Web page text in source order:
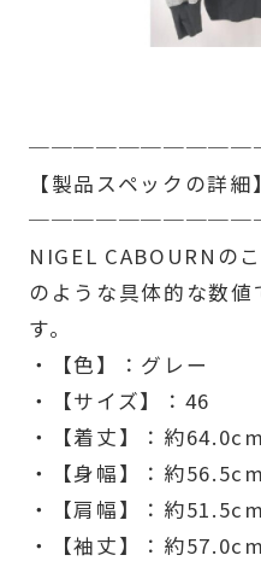
【製品スペックの詳細】
NIGEL CABOURNの
のような具体的な数
す。
・【色】：グレー
・【サイズ】：46
・【着丈】：約64.0cm
・【身幅】：約56.5cm
・【肩幅】：約51.5cm
・【袖丈】：約57.0cm